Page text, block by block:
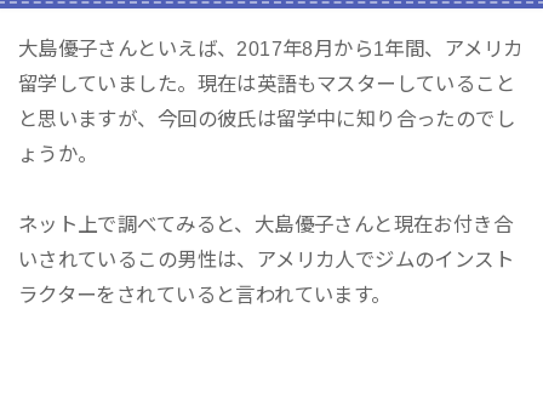
大島優子さんといえば、2017年8月から1年間、アメリカ
留学していました。現在は英語もマスターしていること
と思いますが、今回の彼氏は留学中に知り合ったのでし
ょうか。
ネット上で調べてみると、大島優子さんと現在お付き合
いされているこの男性は、アメリカ人でジムのインスト
ラクターをされていると言われています。